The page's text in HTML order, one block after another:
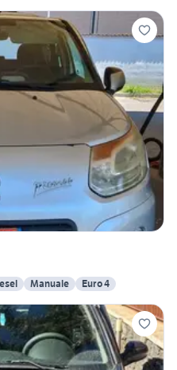
Manuale Euro 4